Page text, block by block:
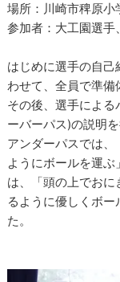
場所：川崎市稗原小
参加者：大工園選手
はじめに選手の自
わせて、全員で準備
その後、選手によ
ーバーパス)の説明
アンダーパスでは
ようにボールを運
は、「頭の上でお
るように優しくボ
た。